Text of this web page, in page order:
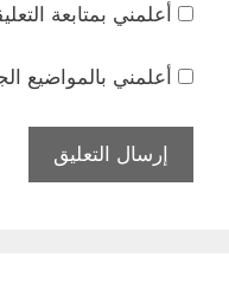
أعلمني بمتابعة
أعلمني بالمواضيع